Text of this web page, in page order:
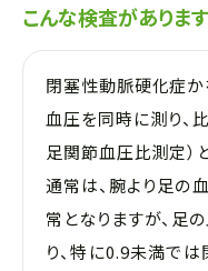
こんな検査がありま
閉塞性動脈硬化症か
血圧を同時に測り、
足関節血圧比測定）
通常は、腕より足の
常となりますが、足
り、特に0.9未満で